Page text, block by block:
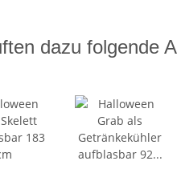
dazu folgende